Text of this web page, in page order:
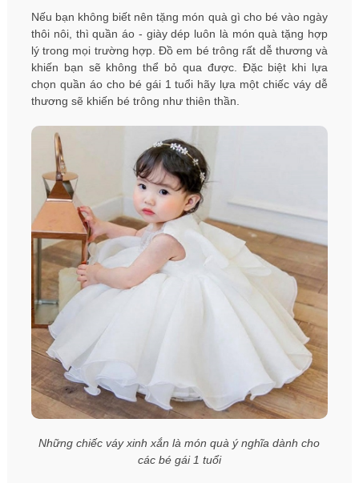
Nếu bạn không biết nên tặng món quà gì cho bé vào ngày
thôi nôi, thì quần áo - giày dép luôn là món quà tặng hợp
lý trong mọi trường hợp. Đồ em bé trông rất dễ thương và
khiến bạn sẽ không thể bỏ qua được. Đặc biệt khi lựa
chọn quần áo cho bé gái 1 tuổi hãy lựa một chiếc váy dễ
thương sẽ khiến bé trông như thiên thần.
Những chiếc váy xinh xắn là món quà ý nghĩa dành cho
các bé gái 1 tuổi